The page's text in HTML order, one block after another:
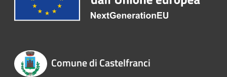
Comune di Castelfranci